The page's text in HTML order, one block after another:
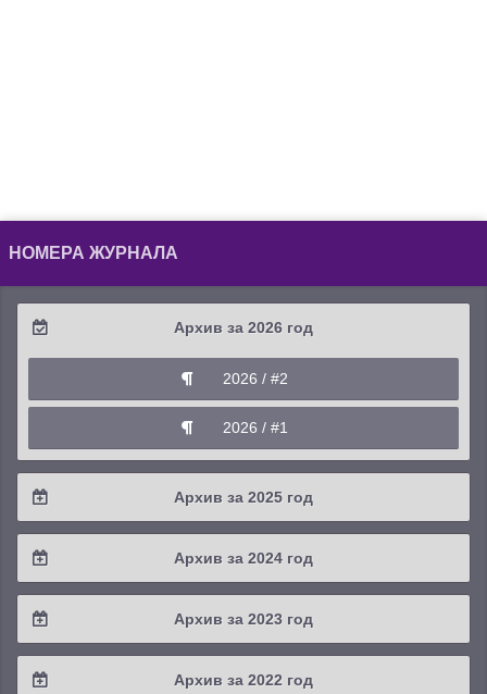
НОМЕРА ЖУРНАЛА
Архив за 2026 год
2026 / #2
2026 / #1
Архив за 2025 год
2025 / #4
2025 / #3
2025 / #1
Архив за 2024 год
2024 / #4
2024 / #3
Архив за 2023 год
2023 / #4
Архив за 2022 год